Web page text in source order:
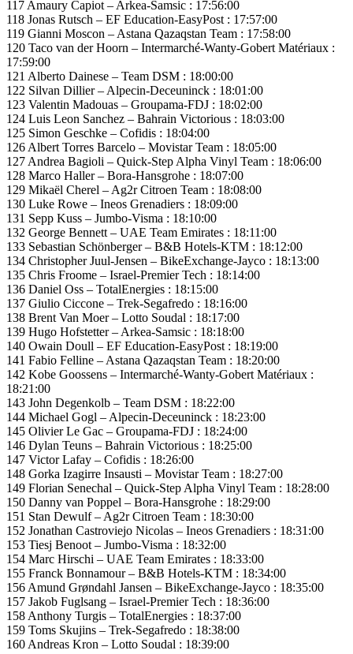
117 Amaury Capiot – Arkea-Samsic : 17:56:00
118 Jonas Rutsch – EF Education-EasyPost : 17:57:00
119 Gianni Moscon – Astana Qazaqstan Team : 17:58:00
120 Taco van der Hoorn – Intermarché-Wanty-Gobert Matériaux :
17:59:00
121 Alberto Dainese – Team DSM : 18:00:00
122 Silvan Dillier – Alpecin-Deceuninck : 18:01:00
123 Valentin Madouas – Groupama-FDJ : 18:02:00
124 Luis Leon Sanchez – Bahrain Victorious : 18:03:00
125 Simon Geschke – Cofidis : 18:04:00
126 Albert Torres Barcelo – Movistar Team : 18:05:00
127 Andrea Bagioli – Quick-Step Alpha Vinyl Team : 18:06:00
128 Marco Haller – Bora-Hansgrohe : 18:07:00
129 Mikaël Cherel – Ag2r Citroen Team : 18:08:00
130 Luke Rowe – Ineos Grenadiers : 18:09:00
131 Sepp Kuss – Jumbo-Visma : 18:10:00
132 George Bennett – UAE Team Emirates : 18:11:00
133 Sebastian Schönberger – B&B Hotels-KTM : 18:12:00
134 Christopher Juul-Jensen – BikeExchange-Jayco : 18:13:00
135 Chris Froome – Israel-Premier Tech : 18:14:00
136 Daniel Oss – TotalEnergies : 18:15:00
137 Giulio Ciccone – Trek-Segafredo : 18:16:00
138 Brent Van Moer – Lotto Soudal : 18:17:00
139 Hugo Hofstetter – Arkea-Samsic : 18:18:00
140 Owain Doull – EF Education-EasyPost : 18:19:00
141 Fabio Felline – Astana Qazaqstan Team : 18:20:00
142 Kobe Goossens – Intermarché-Wanty-Gobert Matériaux :
18:21:00
143 John Degenkolb – Team DSM : 18:22:00
144 Michael Gogl – Alpecin-Deceuninck : 18:23:00
145 Olivier Le Gac – Groupama-FDJ : 18:24:00
146 Dylan Teuns – Bahrain Victorious : 18:25:00
147 Victor Lafay – Cofidis : 18:26:00
148 Gorka Izagirre Insausti – Movistar Team : 18:27:00
149 Florian Senechal – Quick-Step Alpha Vinyl Team : 18:28:00
150 Danny van Poppel – Bora-Hansgrohe : 18:29:00
151 Stan Dewulf – Ag2r Citroen Team : 18:30:00
152 Jonathan Castroviejo Nicolas – Ineos Grenadiers : 18:31:00
153 Tiesj Benoot – Jumbo-Visma : 18:32:00
154 Marc Hirschi – UAE Team Emirates : 18:33:00
155 Franck Bonnamour – B&B Hotels-KTM : 18:34:00
156 Amund Grøndahl Jansen – BikeExchange-Jayco : 18:35:00
157 Jakob Fuglsang – Israel-Premier Tech : 18:36:00
158 Anthony Turgis – TotalEnergies : 18:37:00
159 Toms Skujins – Trek-Segafredo : 18:38:00
160 Andreas Kron – Lotto Soudal : 18:39:00